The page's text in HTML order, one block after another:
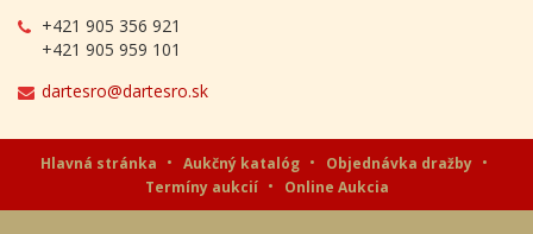
+421 905 356 921
+421 905 959 101
dartesro@dartesro.sk
Hlavná stránka Aukčný katalóg
Objednávka dražby
Termíny aukcií
Online Aukcia